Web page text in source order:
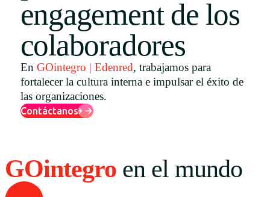
Uruguay
Español
English
engagement de los
colaboradores
En GOintegro | Edenred, trabajamos para
fortalecer la cultura interna e impulsar el éxito de
las organizaciones.
Contáctanos
GOintegro en el mundo